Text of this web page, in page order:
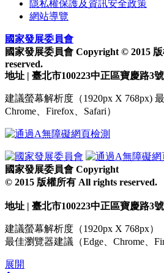
隱私權保護及資訊安全政策
網站導覽
國家發展委員會
國家發展委員會 Copyright © 2015
reserved.
地址 | 臺北市100223中正區寶慶路3號
建議螢幕解析度（1920px X 768px)
Chrome、Firefox、Safari）
國家發展委員會 Copyright
© 2015 版權所有 All rights reserved.
地址 | 臺北市100223中正區寶慶路3號
建議螢幕解析度（1920px X 768px）
最佳瀏覽器建議（Edge、Chrome、
展開